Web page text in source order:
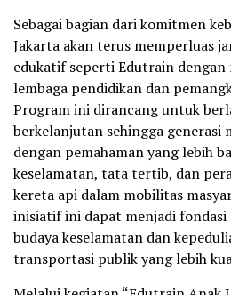
Sebagai bagian dari komitmen
Jakarta akan terus memperluas
edukatif seperti Edutrain dengan
lembaga pendidikan dan
Program ini dirancang untuk
berkelanjutan sehingga generasi
dengan pemahaman yang lebih
keselamatan, tata tertib, dan
kereta api dalam mobilitas
inisiatif ini dapat menjadi fondasi
budaya keselamatan dan
transportasi publik yang lebih